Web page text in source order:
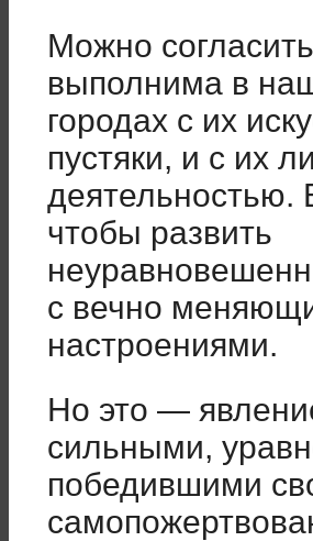
Можно
выполнима в
городах с их
пустяки, и с их
деятельностью.
чтобы развить
с вечно
настроениями.
Но это —
сильными,
победившими